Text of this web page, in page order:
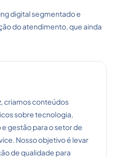
digital segmentado e
do atendimento, que ainda
criamos conteúdos
sobre tecnologia,
e gestão para o setor de
Nosso objetivo é levar
de qualidade para